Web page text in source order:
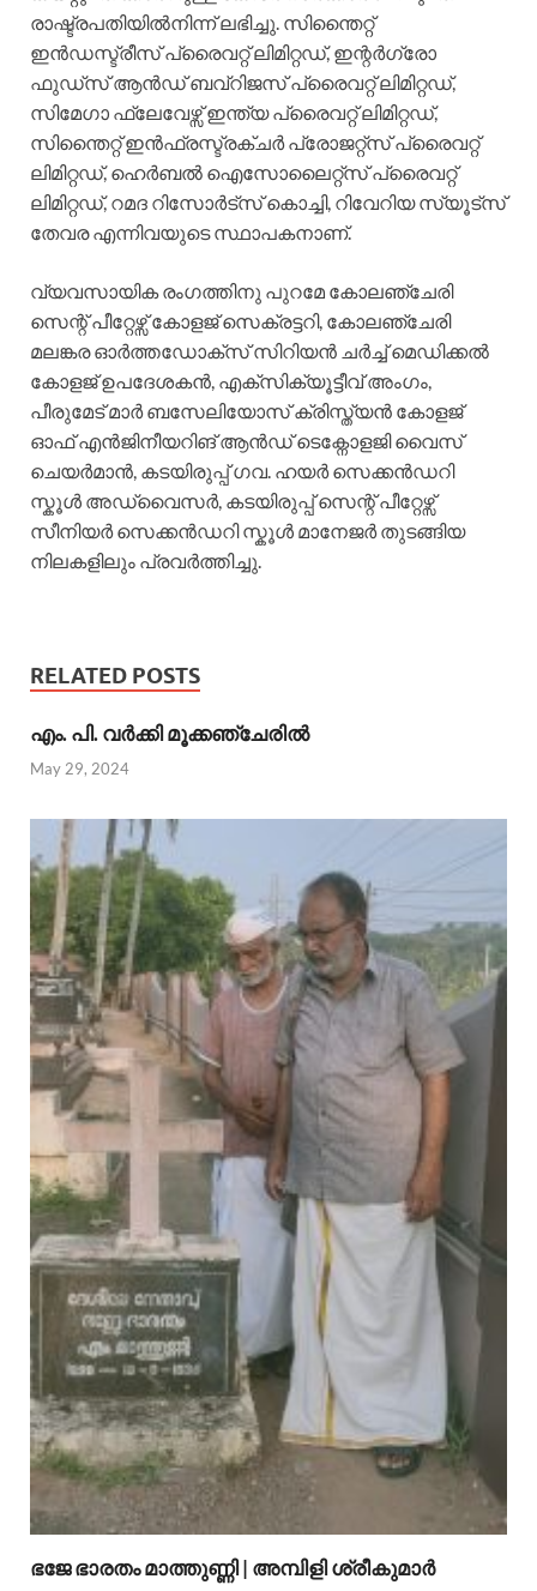
രാഷ്ട്രപതിയിൽനിന്ന് ലഭിച്ചു. സിന്തൈറ്റ്
ഇൻഡസ്ട്രീസ് പ്രൈവറ്റ് ലിമിറ്റഡ്, ഇന്റർഗ്രോ
ഫുഡ്സ് ആൻഡ് ബവ്റിജസ് പ്രൈവറ്റ് ലിമിറ്റഡ്,
സിമേഗാ ഫ്ലേവേഴ്സ് ഇന്ത്യ പ്രൈവറ്റ് ലിമിറ്റഡ്,
സിന്തൈറ്റ് ഇൻഫ്രസ്ട്രക്ചർ പ്രോജറ്റ്സ് പ്രൈവറ്റ്
ലിമിറ്റഡ്, ഹെർബൽ ഐസോലൈറ്റ്സ് പ്രൈവറ്റ്
ലിമിറ്റഡ്, റമദ റിസോർട്സ് കൊച്ചി, റിവേറിയ സ്യൂട്സ്
തേവര എന്നിവയുടെ സ്ഥാപകനാണ്.
വ്യവസായിക രംഗത്തിനു പുറമേ കോലഞ്ചേരി
സെന്റ് പീറ്റേഴ്സ് കോളജ് സെക്രട്ടറി, കോലഞ്ചേരി
മലങ്കര ഓർത്തഡോക്സ് സിറിയൻ ചർച്ച് മെഡിക്കൽ
കോളജ് ഉപദേശകൻ, എക്സിക്യൂട്ടീവ് അംഗം,
പീരുമേട് മാർ ബസേലിയോസ് ക്രിസ്ത്യൻ കോളജ്
ഓഫ് എൻജിനീയറിങ് ആൻഡ് ടെക്നോളജി വൈസ്
ചെയർമാൻ, കടയിരുപ്പ് ഗവ. ഹയർ സെക്കൻഡറി
സ്കൂൾ അഡ്വൈസർ, കടയിരുപ്പ് സെന്റ് പീറ്റേഴ്സ്
സീനിയർ സെക്കൻഡറി സ്കൂൾ മാനേജർ തുടങ്ങിയ
നിലകളിലും പ്രവർത്തിച്ചു.
RELATED POSTS
എം. പി. വര്‍ക്കി മൂക്കഞ്ചേരില്‍
May 29, 2024
ഭജേ ഭാരതം മാത്തുണ്ണി | അമ്പിളി ശ്രീകുമാര്‍